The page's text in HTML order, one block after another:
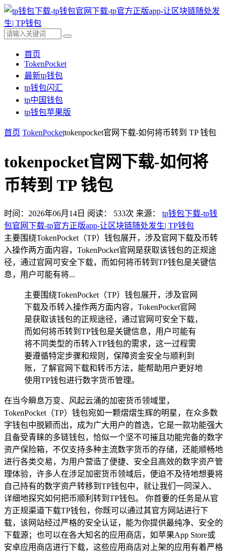
首页
TokenPocket
最新tp钱包
tp钱包闪汇
tp中国钱包
tp钱包苹果版
首页 TokenPockettokenpocket官网下载-如何将币转到 TP 钱包
tokenpocket官网下载-如何将
币转到 TP 钱包
时间：2026年06月14日 阅读： 533次 来源： tp钱包下载-tp钱
包官网下载-tp官方正版app-让区块链随处发生| TP钱包
主要围绕TokenPocket（TP）钱包展开，涉及官网下载及币转
入操作两方面内容，TokenPocket官网是获取该钱包的正规途
径，通过官网可安全下载，而如何将币转到TP钱包是关键信
息，用户可能有将...
主要围绕TokenPocket（TP）钱包展开，涉及官网
下载及币转入操作两方面内容，TokenPocket官网
是获取该钱包的正规途径，通过官网可安全下载，
而如何将币转到TP钱包是关键信息，用户可能有
将不同类型的币转入TP钱包的需求，这一过程需
要遵循特定步骤和规则，保障资金安全与顺利到
账，了解官网下载和转币方法，能帮助用户更好地
使用TP钱包进行数字货币管理。
在当今瞬息万变、风起云涌的加密货币领域里，
TokenPocket（TP）钱包宛如一颗熠熠生辉的明星，在众多数
字钱包中脱颖而出，成为广大用户的首选，它是一款功能强大
且备受青睐的多链钱包，恰似一个坚不可摧且功能完备的数字
资产保险箱，不仅支持多种主流数字货币的存储，还能顺畅地
进行各类交易，为用户营造了便捷、安全且高效的数字资产管
理体验，许多人在涉足加密货币领域后，便迫不及待地想要将
自己持有的数字资产转移到TP钱包中，就让我们一同深入、
详细地探究如何把币顺利转到TP钱包。 你首要的任务是从官
方正规渠道下载TP钱包，你既可以通过其官方网站进行下
载，该网站经过严格的安全认证，能为你提供最纯净、安全的
下载源；也可以在各大知名的应用商店，如苹果App Store或
安卓应用商店进行下载，这些应用商店对上架的应用有着严格